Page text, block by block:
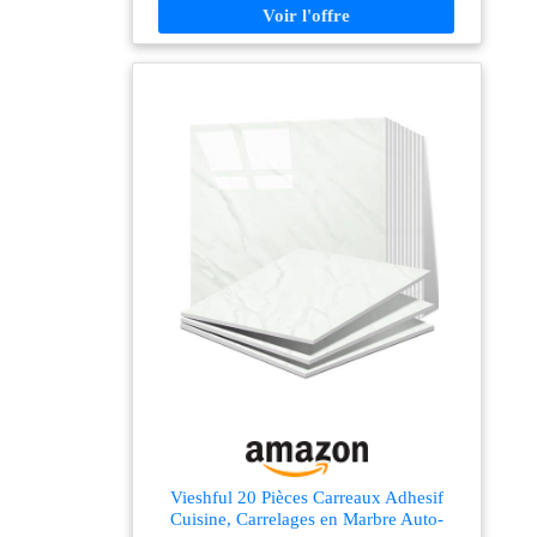
pièces (30,5 × 30,5 cm) couvrant 1 m². 【Dos adhésif
renforcé】 Le dos adhésif amélioré assure une
imperméable et facile à nettoyer】Nos carreaux
qu'aux entourages de cheminée et aux décorations
murales de salon, chambre, buanderie, bar,
appartement, location, camping-car, etc.
Vieshful 20 Pièces Carreaux Adhesif
Cuisine, Carrelages en Marbre Auto-